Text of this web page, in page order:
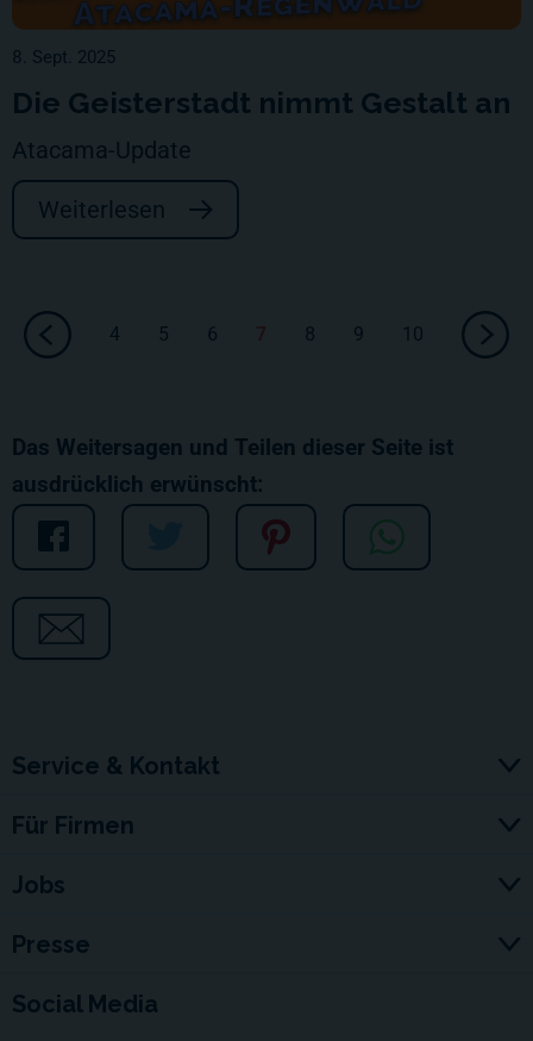
8. Sept. 2025
Die Geisterstadt nimmt Gestalt an
Atacama-Update
Weiterlesen
4 5 6 8 9 10
Das Weitersagen und Teilen dieser Seite ist
ausdrücklich erwünscht:
Service & Kontakt
Für Firmen
Jobs
Presse
Social Media